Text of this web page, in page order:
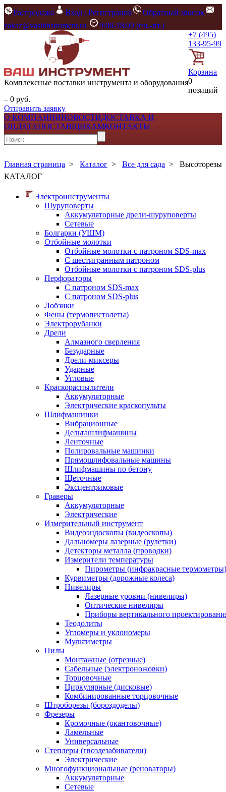
Распродажа Вход / Регистрация
Обратный звонок
zakaz@vashinstrument.ru
9:00-18:00 (пн.-пт.)
Комплексные поставки инструмента и оборудования
+7 (495)
133-95-99
Корзина
0
позиций
– 0 руб.
Отправить заявку
О КОМПАНИИНОВОСТИДОСТАВКА И
ОПЛАТАПОСТАВЩИКАМКОНТАКТЫ
Главная страница > Каталог > Все для сада > Высоторезы
КАТАЛОГ
Электроинструменты
Шуруповерты
Аккумуляторные дрели-шуруповерты
Сетевые
Болгарки (УШМ)
Отбойные молотки
Отбойные молотки с патроном SDS-max
С шестигранным патроном
Отбойные молотки с патроном SDS-plus
Перфораторы
С патроном SDS-max
С патроном SDS-plus
Лобзики
Фены (термопистолеты)
Электрорубанки
Дрели
Алмазного сверления
Безударные
Дрели-миксеры
Ударные
Угловые
Краскораспылители
Аккумуляторные
Электрические краскопульты
Шлифмашинки
Вибрационные
Дельташлифмашины
Ленточные
Полировальные машинки
Прямошлифовальные машины
Шлифмашины по бетону
Щеточные
Эксцентриковые
Граверы
Аккумуляторные
Электрические
Измерительный инструмент
Видеоэндоскопы (видеоскопы)
Дальномеры лазерные (рулетки)
Детекторы металла (проводки)
Измерители температуры
Пирометры (инфракрасные термометры)
Курвиметры (дорожные колеса)
Нивелиры
Лазерные уровни (нивелиры)
Оптические нивелиры
Приборы вертикального
Теодолиты
Угломеры и уклономеры
Мультиметры
Пилы
Монтажные (отрезные)
Сабельные (электроножовки)
Торцовочные
Циркулярные (дисковые)
Комбинированные торцовочные
Штроборезы (бороздоделы)
Фрезеры
Кромочные (окантовочные)
Ламельные
Универсальные
Степлеры (гвоздезабиватели)
Электрические
Многофункциональные (реноваторы)
Аккумуляторные
Сетевые